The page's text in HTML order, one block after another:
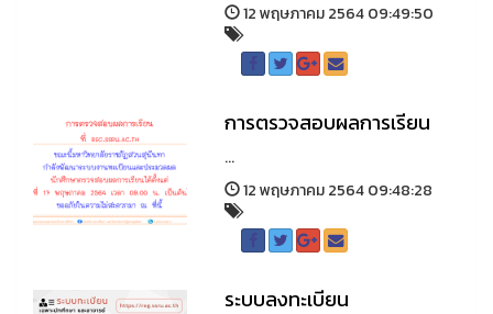
12 พฤษภาคม 2564 09:49:50
การตรวจสอบผลการเรียน
...
12 พฤษภาคม 2564 09:48:28
ระบบลงทะเบียน